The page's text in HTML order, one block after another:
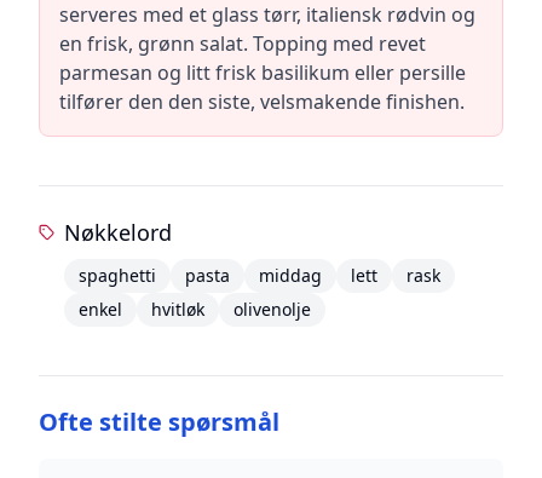
serveres med et glass tørr, italiensk rødvin og
en frisk, grønn salat. Topping med revet
parmesan og litt frisk basilikum eller persille
tilfører den den siste, velsmakende finishen.
Nøkkelord
spaghetti pasta middag lett
rask
enkel
hvitløk olivenolje
Ofte stilte spørsmål